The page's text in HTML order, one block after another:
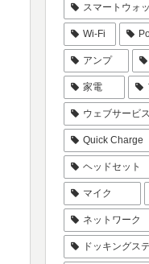
スマートウォ
Wi-Fi
アンプ
家電
ウェブサービス
Quick Charge
ヘッドセット
マイク
ネットワーク
ドッキングス